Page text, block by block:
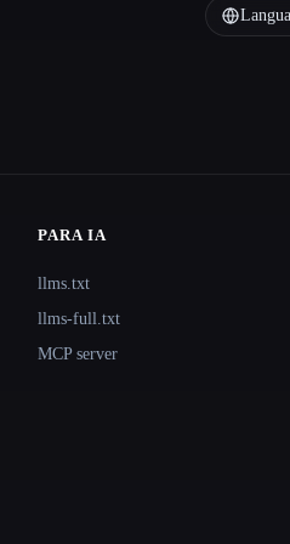
PARA IA
llms.txt
llms-full.txt
MCP server